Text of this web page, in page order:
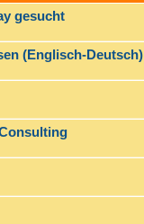
gesucht
(Englisch-Deutsch)